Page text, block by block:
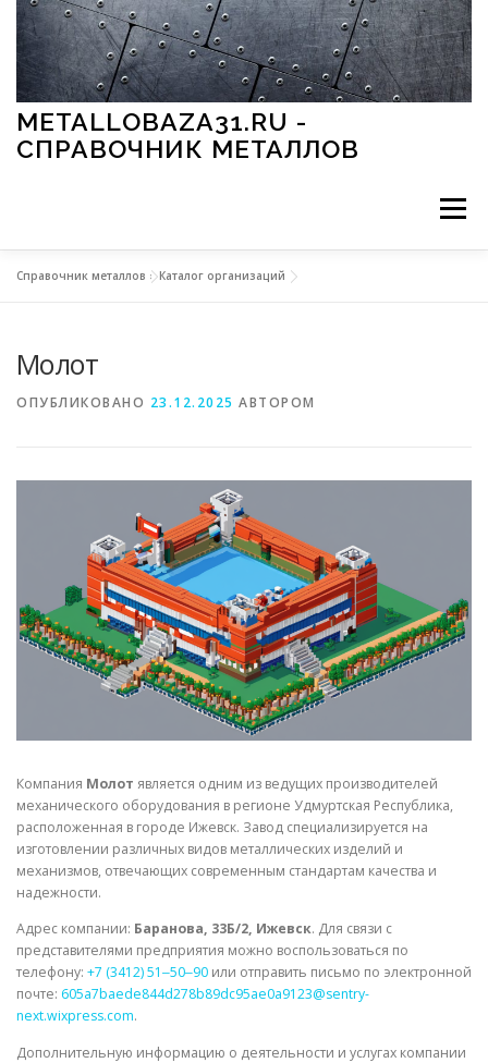
Перейти к содержимому
METALLOBAZA31.RU -
СПРАВОЧНИК МЕТАЛЛОВ
Меню
МЕТАЛЛЫ И ОКРУЖАЮЩАЯ СРЕДА
СВОЙСТВА МЕТАЛЛОВ СОРТА МЕТАЛЛОВ
СТАТЬИ
Справочник металлов »Каталог организаций
Молот
ОПУБЛИКОВАНО 23.12.2025 АВТОРОМ
Компания Молот является одним из ведущих производителей
механического оборудования в регионе Удмуртская Республика,
расположенная в городе Ижевск. Завод специализируется на
изготовлении различных видов металлических изделий и
механизмов, отвечающих современным стандартам качества и
надежности.
Адрес компании: Баранова, 33Б/2, Ижевск. Для связи с
представителями предприятия можно воспользоваться по
телефону: +7 (3412) 51‒50‒90 или отправить письмо по электронной
почте: 605a7baede844d278b89dc95ae0a9123@sentry-
next.wixpress.com.
Дополнительную информацию о деятельности и услугах компании